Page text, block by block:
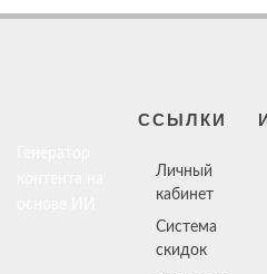
ССЫЛКИ
Личный
кабинет
Система
скидок